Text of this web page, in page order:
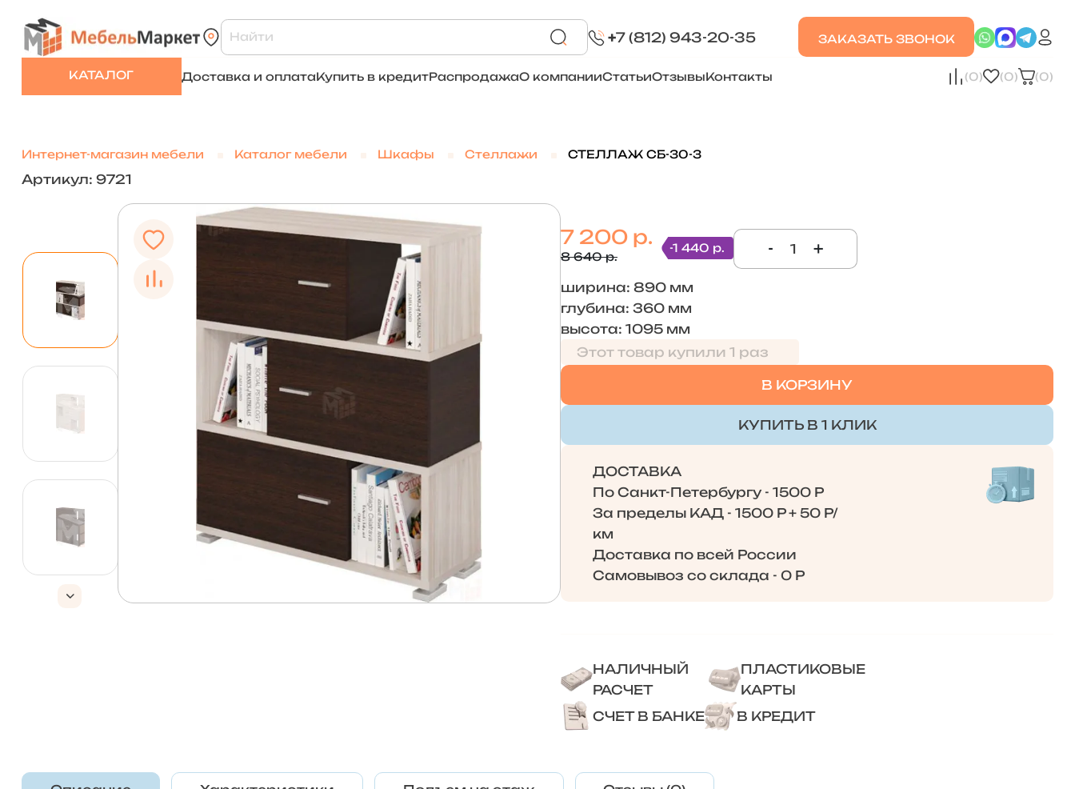
+7 (812) 943-20-35 ЗАКАЗАТЬ ЗВОНОК
КАТАЛОГ Доставка и оплатаКупить в кредитРаспродажаО компанииСтатьиОтзывыКонтакты (0) (0) (0)
Интернет-магазин мебели Каталог мебели Шкафы Стеллажи СТЕЛЛАЖ CБ-30-3
Артикул: 9721
7 200 р.
8 640 р.
-1 440 р. - +
ширина: 890 мм
глубина: 360 мм
высота: 1095 мм
Этот товар купили 1 раз
В КОРЗИНУ
КУПИТЬ В 1 КЛИК
ДОСТАВКА
По Санкт-Петербургу - 1500 Р
За пределы КАД - 1500 Р + 50 Р/
км
Доставка по всей России
Самовывоз со склада - 0 Р
НАЛИЧНЫЙ
РАСЧЕТ
ПЛАСТИКОВЫЕ
КАРТЫ
СЧЕТ В БАНКЕ
В КРЕДИТ